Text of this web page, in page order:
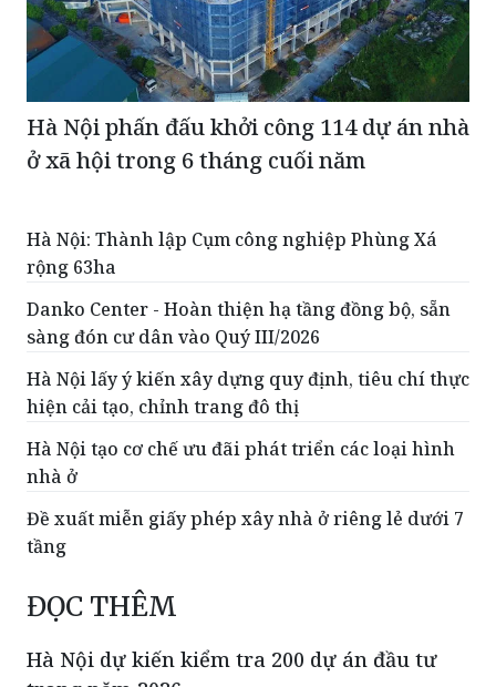
Hà Nội phấn đấu khởi công 114 dự án nhà
ở xã hội trong 6 tháng cuối năm
Hà Nội: Thành lập Cụm công nghiệp Phùng Xá
Danko Center - Hoàn thiện hạ tầng đồng bộ, sẵn
sàng đón cư dân vào Quý III/2026
Hà Nội lấy ý kiến xây dựng quy định, tiêu chí thực
hiện cải tạo, chỉnh trang đô thị
Hà Nội tạo cơ chế ưu đãi phát triển các loại hình
nhà ở
Đề xuất miễn giấy phép xây nhà ở riêng lẻ dưới 7
tầng
ĐỌC THÊM
Hà Nội dự kiến kiểm tra 200 dự án đầu tư
(PLM) - Thành phố Hà Nội dự kiến sẽ